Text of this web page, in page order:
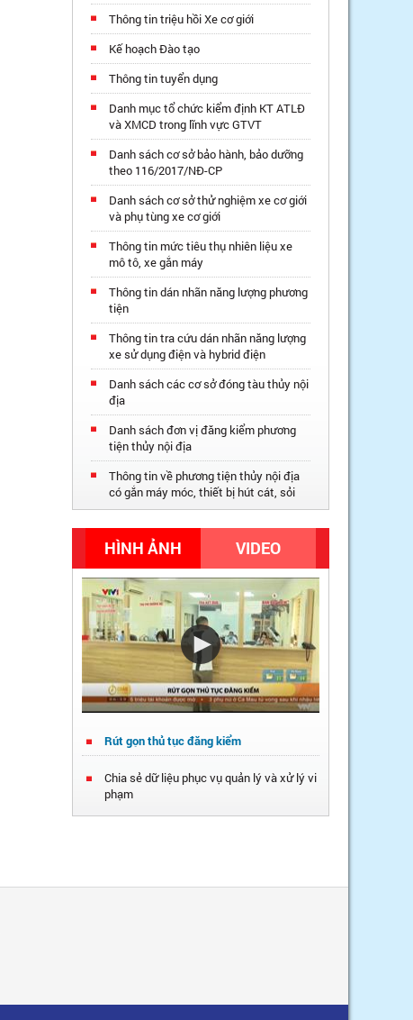
Thông tin triệu hồi Xe cơ giới
Kế hoạch Đào tạo
Thông tin tuyển dụng
Danh mục tổ chức kiểm định KT ATLĐ
và XMCD trong lĩnh vực GTVT
Danh sách cơ sở bảo hành, bảo dưỡng
theo 116/2017/NĐ-CP
Danh sách cơ sở thử nghiệm xe cơ giới
và phụ tùng xe cơ giới
Thông tin mức tiêu thụ nhiên liệu xe
mô tô, xe gắn máy
Thông tin dán nhãn năng lượng phương
tiện
Thông tin tra cứu dán nhãn năng lượng
xe sử dụng điện và hybrid điện
Danh sách các cơ sở đóng tàu thủy nội
địa
Danh sách đơn vị đăng kiểm phương
tiện thủy nội địa
Thông tin về phương tiện thủy nội địa
có gắn máy móc, thiết bị hút cát, sỏi
VIDEO
HÌNH ẢNH
Rút gọn thủ tục đăng kiểm
Chia sẻ dữ liệu phục vụ quản lý và xử lý vi
phạm